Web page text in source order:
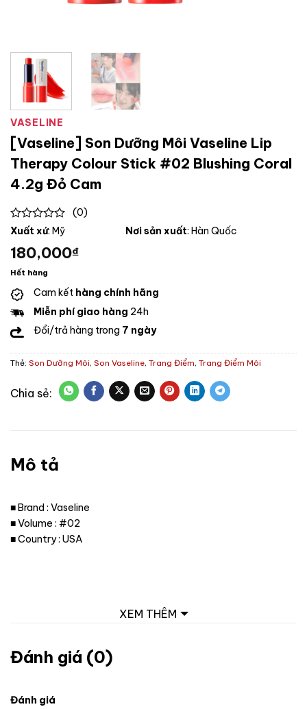
VASELINE
[Vaseline] Son Dưỡng Môi Vaseline Lip
Therapy Colour Stick #02 Blushing Coral
4.2g Đỏ Cam
0
of
5
(0)
Xuất xứ: Mỹ Nơi sản xuất: Hàn Quốc
180,000₫
Hết hàng
Cam kết hàng chính hãng
Miễn phí giao hàng 24h
Đổi/trả hàng trong 7 ngày
Thẻ: Son Dưỡng Môi, Son Vaseline, Trang Điểm, Trang Điểm Môi
Mô tả
■ Brand : Vaseline
■ Volume : #02
■ Country : USA
XEM THÊM
Đánh giá (0)
Đánh giá